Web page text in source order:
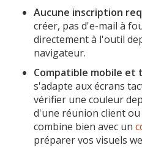
Aucune inscription
créer, pas d'e-mail à
directement à l'outil
navigateur.
Compatible mobile et
s'adapte aux écrans
vérifier une couleur
d'une réunion client
combine bien avec un
préparer vos visuels